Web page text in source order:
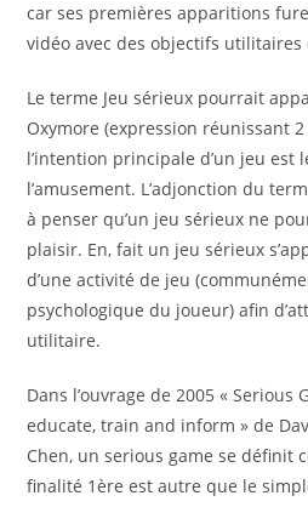
car ses premières apparitions
vidéo avec des objectifs utilitaires
Le terme Jeu sérieux pourrait
Oxymore (expression réunissant
l’intention principale d’un jeu est
l’amusement. L’adjonction du
à penser qu’un jeu sérieux ne
plaisir. En, fait un jeu sérieux
d’une activité de jeu
psychologique du joueur) afin
utilitaire.
Dans l’ouvrage de 2005 « Serious
educate, train and inform » de
Chen, un serious game se définit
finalité 1ère est autre que le